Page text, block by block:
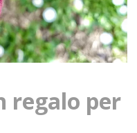
regalo per